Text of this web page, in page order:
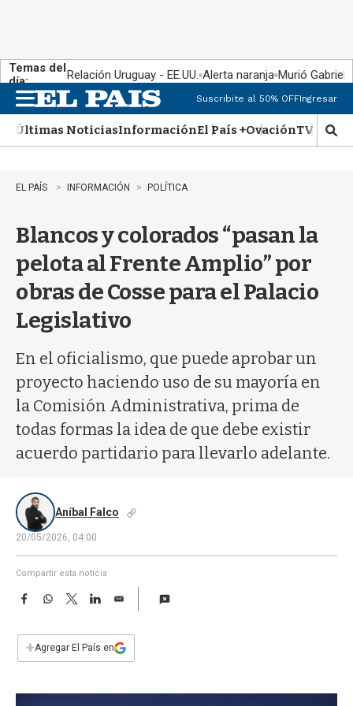
Temas del
día:
Relación Uruguay - EE.UU. Alerta naranja Murió Gabriel
n
u
Suscribite al 50% OFFIngresar
Últimas NoticiasInformaciónEl País +OvaciónTV Show
M
o
EL PAÍS INFORMACIÓN POLÍTICA
Blancos y colorados “pasan la
pelota al Frente Amplio” por
obras de Cosse para el Palacio
Legislativo
En el oficialismo, que puede aprobar un
proyecto haciendo uso de su mayoría en
la Comisión Administrativa, prima de
todas formas la idea de que debe existir
acuerdo partidario para llevarlo adelante.
Aníbal Falco
20/05/2026, 04:00
Compartir esta noticia
F
e
b
W
s
T
w
t
L
E
i
l
+Agregar El País en